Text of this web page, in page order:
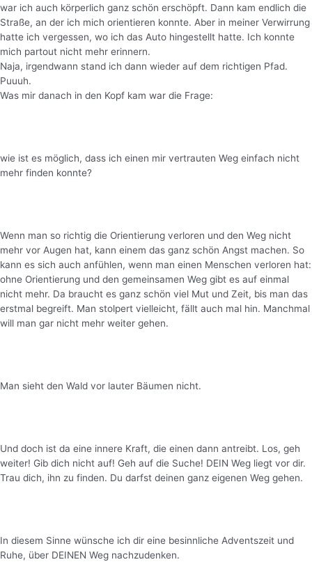
war ich auch körperlich ganz schön erschöpft. Dann kam endlich die
Straße, an der ich mich orientieren konnte. Aber in meiner Verwirrung
hatte ich vergessen, wo ich das Auto hingestellt hatte. Ich konnte
mich partout nicht mehr erinnern.
Naja, irgendwann stand ich dann wieder auf dem richtigen Pfad.
Puuuh.
Was mir danach in den Kopf kam war die Frage:
wie ist es möglich, dass ich einen mir vertrauten Weg einfach nicht
mehr finden konnte?
Wenn man so richtig die Orientierung verloren und den Weg nicht
mehr vor Augen hat, kann einem das ganz schön Angst machen. So
kann es sich auch anfühlen, wenn man einen Menschen verloren hat:
ohne Orientierung und den gemeinsamen Weg gibt es auf einmal
nicht mehr. Da braucht es ganz schön viel Mut und Zeit, bis man das
erstmal begreift. Man stolpert vielleicht, fällt auch mal hin. Manchmal
will man gar nicht mehr weiter gehen.
Man sieht den Wald vor lauter Bäumen nicht.
Und doch ist da eine innere Kraft, die einen dann antreibt. Los, geh
weiter! Gib dich nicht auf! Geh auf die Suche! DEIN Weg liegt vor dir.
Trau dich, ihn zu finden. Du darfst deinen ganz eigenen Weg gehen.
In diesem Sinne wünsche ich dir eine besinnliche Adventszeit und
Ruhe, über DEINEN Weg nachzudenken.